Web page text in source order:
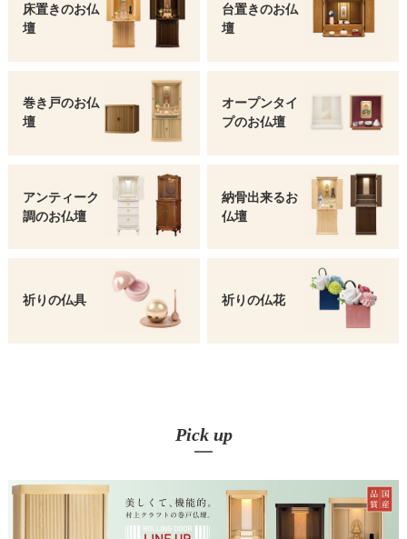
床置きのお仏
壇
台置きのお仏
壇
巻き戸のお仏
壇
オープンタイ
プのお仏壇
アンティーク
調のお仏壇
納骨出来るお
仏壇
祈りの仏具 祈りの仏花
Pick up